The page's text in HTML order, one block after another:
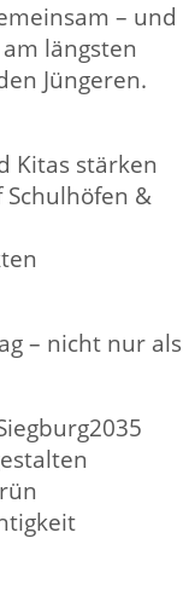
– und
längsten
Jüngeren.
Kitas stärken
&
– nicht nur als